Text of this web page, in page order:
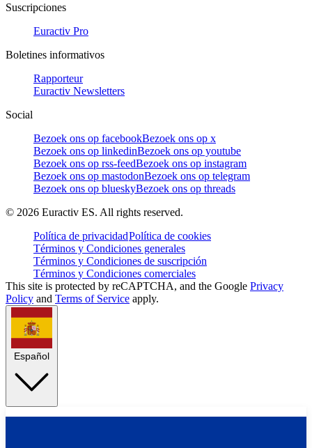
Suscripciones
Euractiv Pro
Boletines informativos
Rapporteur
Euractiv Newsletters
Social
Bezoek ons op facebookBezoek ons op x
Bezoek ons op linkedinBezoek ons op youtube
Bezoek ons op rss-feedBezoek ons op instagram
Bezoek ons op mastodonBezoek ons op telegram
Bezoek ons op blueskyBezoek ons op threads
© 2026 Euractiv ES. All rights reserved.
Política de privacidadPolítica de cookies
Términos y Condiciones generales
Términos y Condiciones de suscripción
Términos y Condiciones comerciales
This site is protected by reCAPTCHA, and the Google Privacy
Policy and Terms of Service apply.
Español